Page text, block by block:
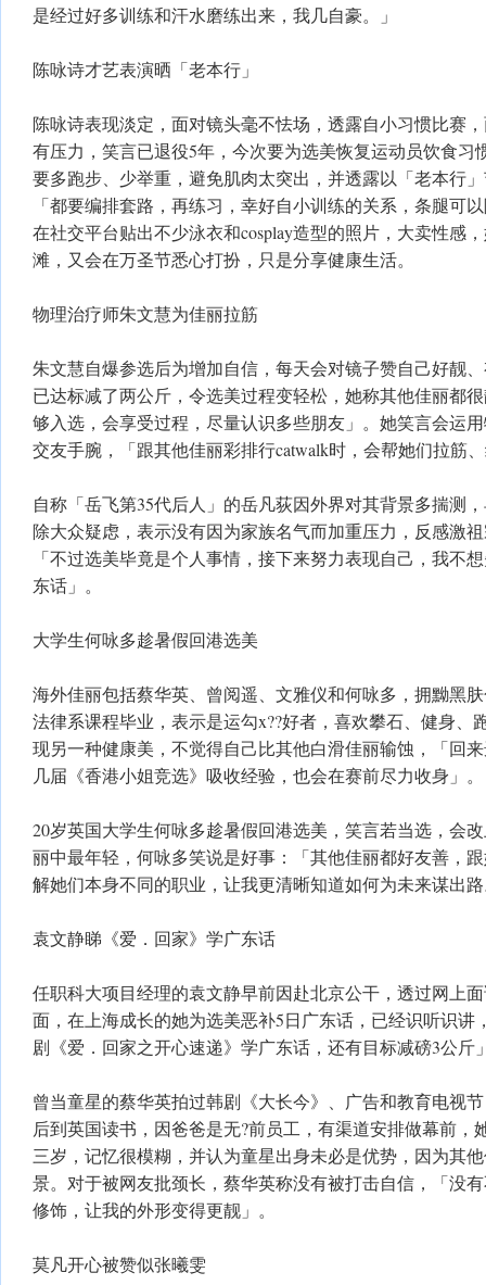
是经过好多训练和汗水磨练出来，我几自豪。」
陈咏诗才艺表演晒「老本行」
陈咏诗表现淡定，面对镜头毫不怯场，透露自小习惯比赛
有压力，笑言已退役5年，今次要为选美恢复运动员饮食习
要多跑步、少举重，避免肌肉太突出，并透露以「老本行
「都要编排套路，再练习，幸好自小训练的关系，条腿可
在社交平台贴出不少泳衣和cosplay造型的照片，大卖性感
滩，又会在万圣节悉心打扮，只是分享健康生活。
物理治疗师朱文慧为佳丽拉筋
朱文慧自爆参选后为增加自信，每天会对镜子赞自己好靓
已达标减了两公斤，令选美过程变轻松，她称其他佳丽都
够入选，会享受过程，尽量认识多些朋友」。她笑言会运
交友手腕，「跟其他佳丽彩排行catwalk时，会帮她们拉筋
自称「岳飞第35代后人」的岳凡荻因外界对其背景多揣测
除大众疑虑，表示没有因为家族名气而加重压力，反感激
「不过选美毕竟是个人事情，接下来努力表现自己，我不
东话」。
大学生何咏多趁暑假回港选美
海外佳丽包括蔡华英、曾阅遥、文雅仪和何咏多，拥黝黑
法律系课程毕业，表示是运勾x??好者，喜欢攀石、健身、
现另一种健康美，不觉得自己比其他白滑佳丽输蚀，「回
几届《香港小姐竞选》吸收经验，也会在赛前尽力收身」。
20岁英国大学生何咏多趁暑假回港选美，笑言若当选，会
丽中最年轻，何咏多笑说是好事：「其他佳丽都好友善，
解她们本身不同的职业，让我更清晰知道如何为未来谋出
袁文静睇《爱．回家》学广东话
任职科大项目经理的袁文静早前因赴北京公干，透过网上
面，在上海成长的她为选美恶补5日广东话，已经识听识讲
剧《爱．回家之开心速递》学广东话，还有目标减磅3公斤
曾当童星的蔡华英拍过韩剧《大长今》、广告和教育电视
后到英国读书，因爸爸是无?前员工，有渠道安排做幕前，
三岁，记忆很模糊，并认为童星出身未必是优势，因为其
景。对于被网友批颈长，蔡华英称没有被打击自信，「没
修饰，让我的外形变得更靓」。
莫凡开心被赞似张曦雯